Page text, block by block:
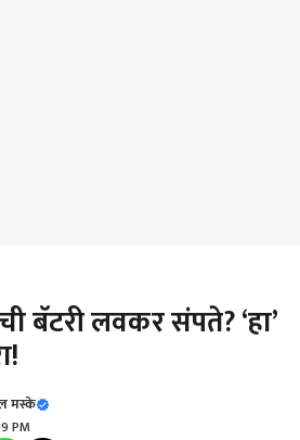
बॅटरी लवकर संपते? ‘हा’
मस्के
PM